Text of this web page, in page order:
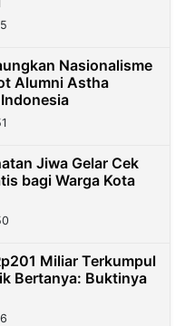
Nasionalisme
Alumni Astha
Jiwa Gelar Cek
bagi Warga Kota
Miliar Terkumpul
Bertanya: Buktinya